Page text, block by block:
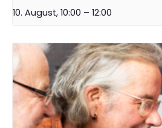
10. August, 10:00 – 12:00